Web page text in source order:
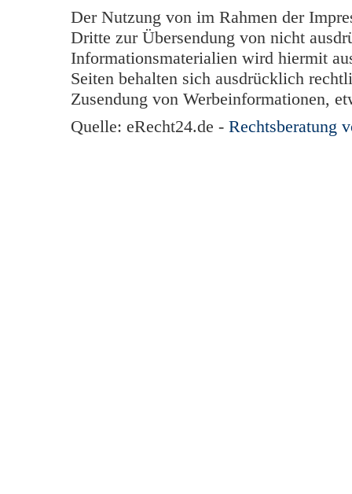
Der Nutzung von im Rahmen der
Dritte zur Übersendung von nicht
Informationsmaterialien wird hiermit
Seiten behalten sich ausdrücklich
Zusendung von Werbeinformationen,
Quelle: eRecht24.de - Rechtsberatung